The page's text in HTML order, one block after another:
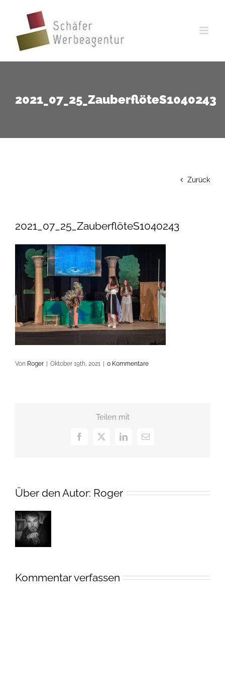
springen
2021_07_25_ZauberflöteS1040243
Zurück
2021_07_25_ZauberflöteS1040243
Von Roger Oktober 19th, 2021 0 Kommentare
Teilen mit
Facebook
X LinkedIn
E-
Über den Autor: Roger
Kommentar verfassen